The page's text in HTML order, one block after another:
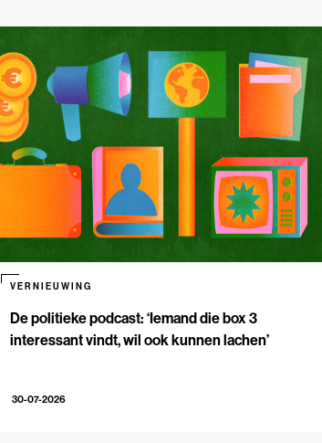
De politieke podcast: ‘Iemand die box 3
interessant vindt, wil ook kunnen lachen’
VERNIEUWING
30-07-2026